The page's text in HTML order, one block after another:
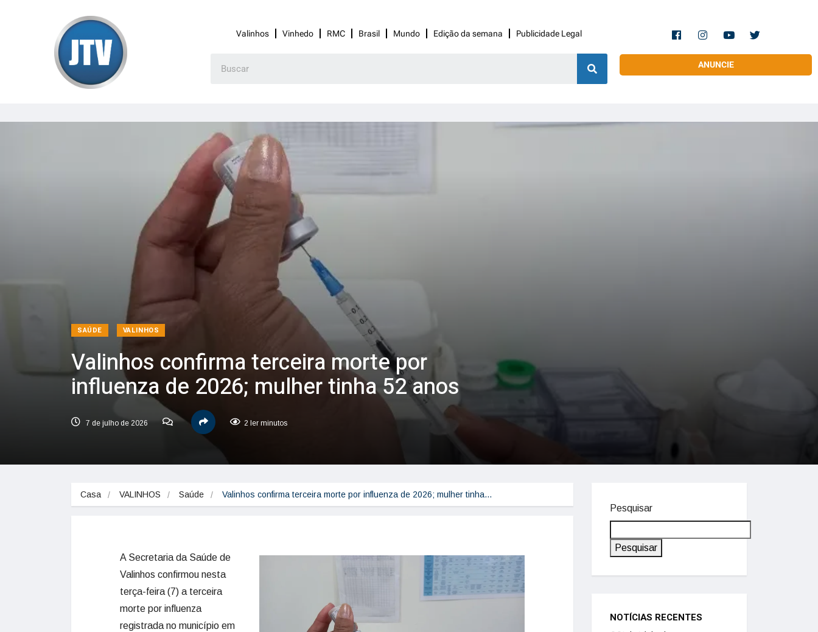
Valinhos Vinhedo RMC Brasil Mundo Edição da semana Publicidade Legal
ANUNCIE
SAÚDE VALINHOS
Valinhos confirma terceira morte por
influenza de 2026; mulher tinha 52 anos
7 de julho de 2026 2 ler minutos
Casa VALINHOS Saúde Valinhos confirma terceira morte por influenza de 2026; mulher tinha…
A Secretaria da Saúde de
Valinhos confirmou nesta
terça-feira (7) a terceira
morte por influenza
registrada no município em
Pesquisar
Pesquisar
NOTÍCIAS RECENTES